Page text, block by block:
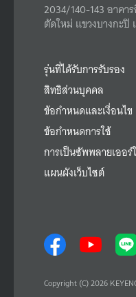
2034/140-143 อาคา
ตัดใหม่ แขวงบางกะปิ
รุ่นที่ได้รับการรับรอง
สิทธิส่วนบุคคล
ข้อกำหนดและเงื่อนไข
ข้อกำหนดการใช้
การเป็นซัพพลายเออร์
แผนผังเว็บไซต์
Copyright (C) 2026